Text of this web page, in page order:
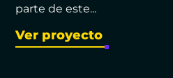
parte de este...
Ver proyecto